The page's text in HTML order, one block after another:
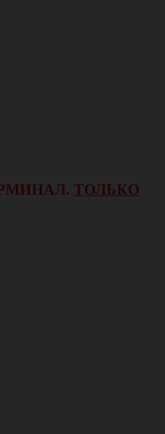
ТОЛЬКО